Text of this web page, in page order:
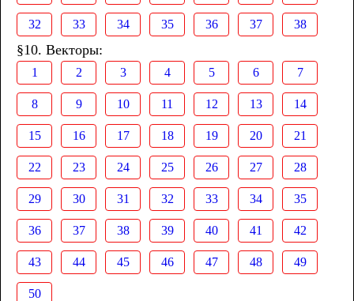
32 33 34 35 36 37 38
§10. Векторы:
1 2 3 4 5 6 7
8 9 10 11 12 13 14
15 16 17 18 19 20 21
22 23 24 25 26 27 28
29 30 31 32 33 34 35
36 37 38 39 40 41 42
43 44 45 46 47 48 49
50